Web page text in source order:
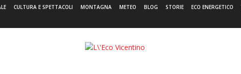
CULTURA E SPETTACOLI MONTAGNA METEO BLOG STORIE ECO ENERGETICO
L'Eco